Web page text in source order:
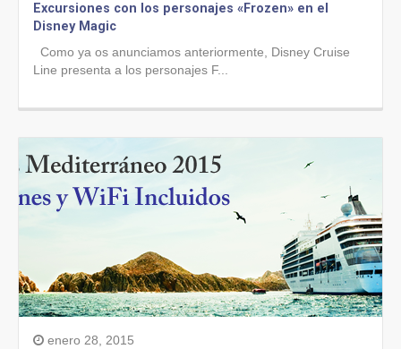
Excursiones con los personajes «Frozen» en el
Disney Magic
Como ya os anunciamos anteriormente, Disney Cruise
Line presenta a los personajes F...
enero 28, 2015